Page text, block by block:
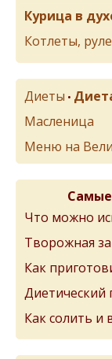
Курица в
Котлеты,
Диеты •
Масленица
Меню на
Что можно
Творожная
Как
Диетический
Как солить и